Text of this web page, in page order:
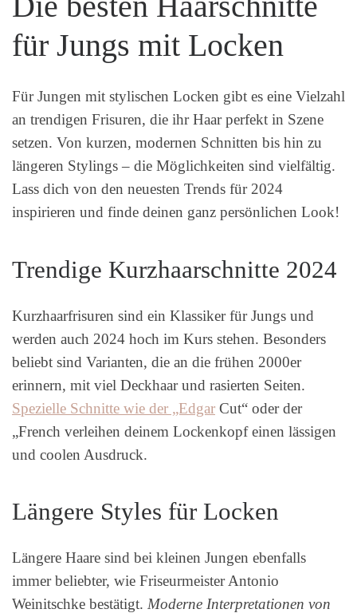
für Jungs mit Locken
Für Jungen mit stylischen Locken gibt es eine Vielzahl
an trendigen Frisuren, die ihr Haar perfekt in Szene
setzen. Von kurzen, modernen Schnitten bis hin zu
längeren Stylings – die Möglichkeiten sind vielfältig.
Lass dich von den neuesten Trends für 2024
inspirieren und finde deinen ganz persönlichen Look!
Trendige Kurzhaarschnitte 2024
Kurzhaarfrisuren sind ein Klassiker für Jungs und
werden auch 2024 hoch im Kurs stehen. Besonders
beliebt sind Varianten, die an die frühen 2000er
erinnern, mit viel Deckhaar und rasierten Seiten.
Spezielle Schnitte wie der „Edgar Cut“ oder der
„French verleihen deinem Lockenkopf einen lässigen
und coolen Ausdruck.
Längere Styles für Locken
Längere Haare sind bei kleinen Jungen ebenfalls
immer beliebter, wie Friseurmeister Antonio
Weinitschke bestätigt. Moderne Interpretationen von